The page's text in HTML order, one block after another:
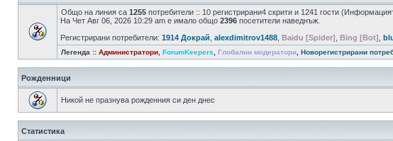
Общо на линия са 1255 потребители :: 10 регистрирани4 скрити и 1241 гости
На Чет Авг 06, 2026 10:29 am е имало общо 2396 посетители наведнъж.
Регистрирани потребители: 1914 Докрай alexdimitrov1488 Baidu [Spider] Bing [Bot]
Легенда :: Администратори ForumKeepers Глобални модератори Новорегистрирани
Рожденници
Никой не празнува рожденния си ден днес
Статистика